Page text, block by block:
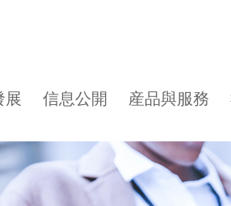
展 信息公開 産品與服務